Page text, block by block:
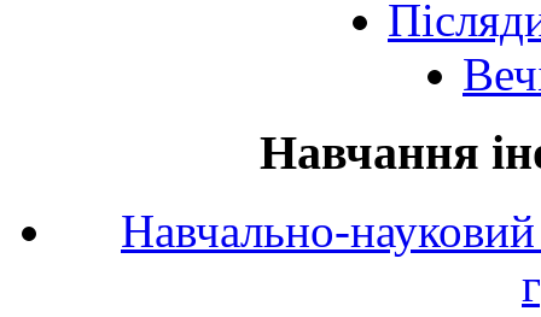
Навчання
Навчально-